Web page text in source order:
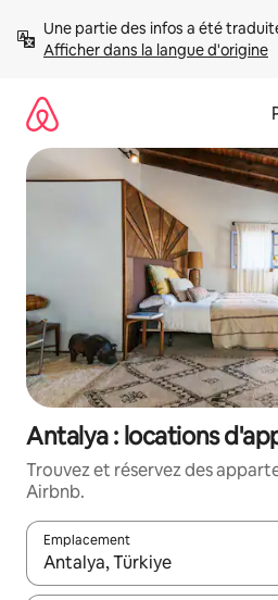
directement
Afficher dans la langue d'origine
Antalya : locations
Trouvez et réservez des
Airbnb.
Emplacement
Quand les résultats sont